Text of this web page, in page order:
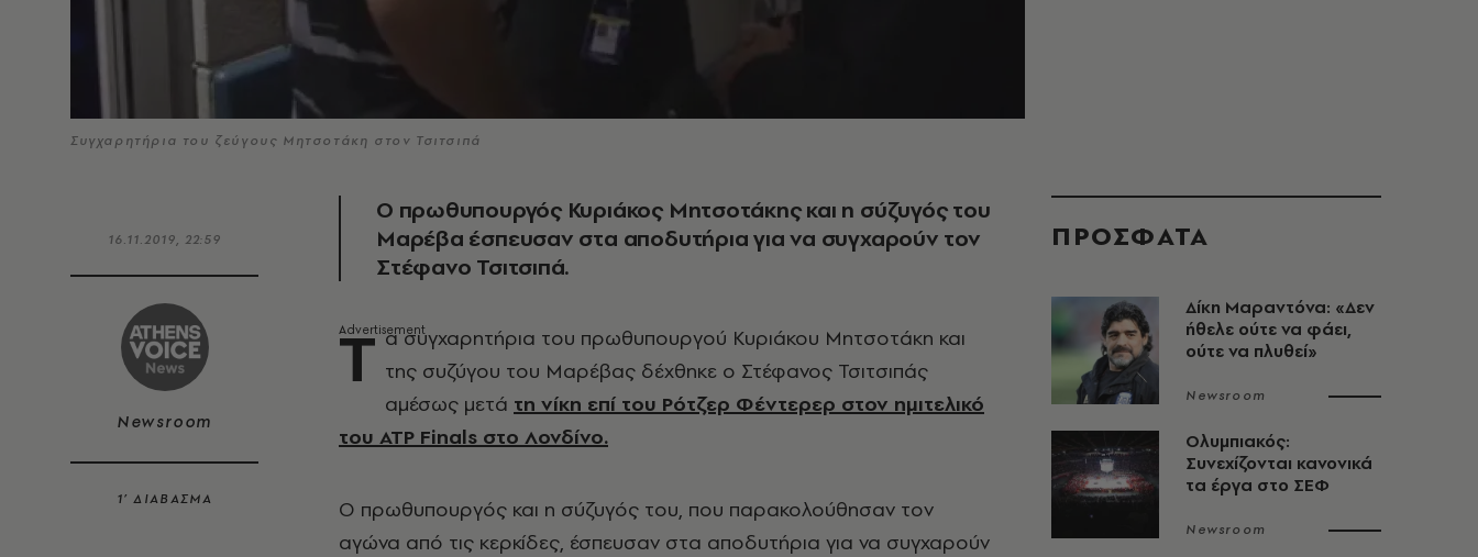
Συγχαρητήρια του ζεύγους Μητσοτάκη στον Τσιτσιπά
16.11.2019, 22:59
Newsroom
1’ ΔΙΑΒΑΣΜΑ
Ο πρωθυπουργός Κυριάκος Μητσοτάκης και η σύζυγός του
Μαρέβα έσπευσαν στα αποδυτήρια για να συγχαρούν τον
Στέφανο Τσιτσιπά.
Τ α συγχαρητήρια του πρωθυπουργού Κυριάκου Μητσοτάκη και
της συζύγου του Μαρέβας δέχθηκε ο Στέφανος Τσιτσιπάς
αμέσως μετά τη νίκη επί του Ρότζερ Φέντερερ στον ημιτελικό
του ATP Finals στο Λονδίνο.
Ο πρωθυπουργός και η σύζυγός του, που παρακολούθησαν τον
αγώνα από τις κερκίδες, έσπευσαν στα αποδυτήρια για να συγχαρούν
ΠΡΟΣΦΑΤΑ
Δίκη Μαραντόνα: «Δεν
ήθελε ούτε να φάει,
ούτε να πλυθεί»
Newsroom
Ολυμπιακός:
Συνεχίζονται κανονικά
τα έργα στο ΣΕΦ
Newsroom